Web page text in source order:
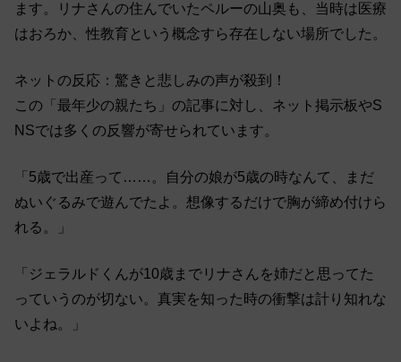
ます。リナさんの住んでいたペルーの山奥も、当時は医療
はおろか、性教育という概念すら存在しない場所でした。
ネットの反応：驚きと悲しみの声が殺到！
この「最年少の親たち」の記事に対し、ネット掲示板やS
NSでは多くの反響が寄せられています。
「5歳で出産って……。自分の娘が5歳の時なんて、まだ
ぬいぐるみで遊んでたよ。想像するだけで胸が締め付けら
れる。」
「ジェラルドくんが10歳までリナさんを姉だと思ってた
っていうのが切ない。真実を知った時の衝撃は計り知れな
いよね。」